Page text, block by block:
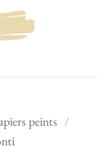
peints /